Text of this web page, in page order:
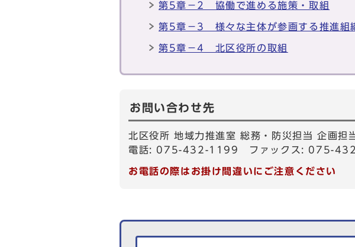
第5章－2 協働で進める施策・取組
第5章－3 様々な主体が参画する推進組
第5章－4 北区役所の取組
お問い合わせ先
北区役所 地域力推進室 総務・防災担当 企画担
電話: 075-432-1199 ファックス: 075-
お電話の際はお掛け間違いにご注意ください
生活情報を探す